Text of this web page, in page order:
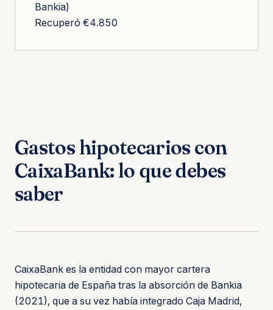
Bankia)
Recuperó €4.850
Gastos hipotecarios con
CaixaBank: lo que debes
saber
CaixaBank es la entidad con mayor cartera
hipotecaria de España tras la absorción de Bankia
(2021), que a su vez había integrado Caja Madrid,